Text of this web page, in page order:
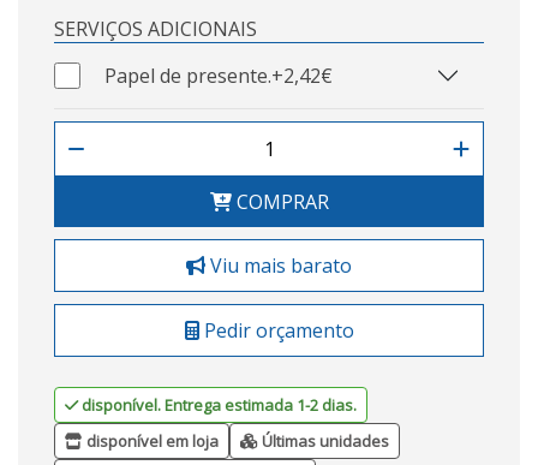
SERVIÇOS ADICIONAIS
Papel de presente.+2,42€
COMPRAR
Viu mais barato
Pedir orçamento
disponível. Entrega estimada 1-2 dias.
disponível em loja
Últimas unidades